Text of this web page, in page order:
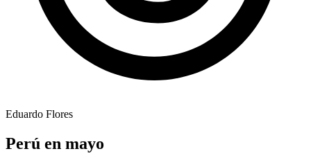
Eduardo Flores
Perú en mayo